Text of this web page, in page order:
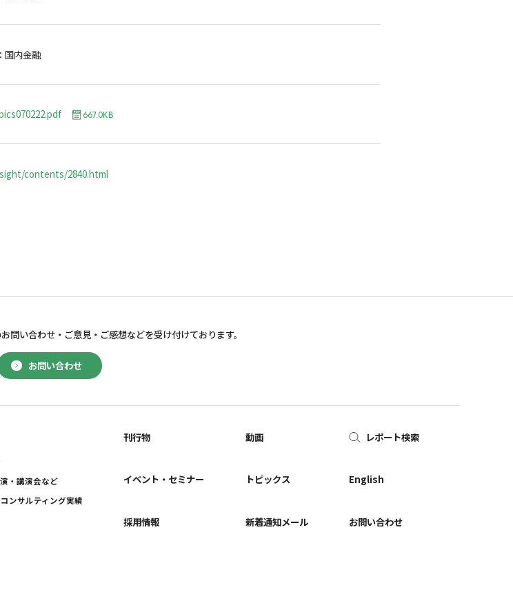
国内金融
667.0KB
contents/2840.html
お問い合わせ
問い合わせ・ ご意見・ご感想などを受け付けております。
・講演会など
ンサルティング実績
刊行物
イベント・セミナー
採用情報
動画
トピックス
新着通知メール
レポート検索
English
お問い合わせ